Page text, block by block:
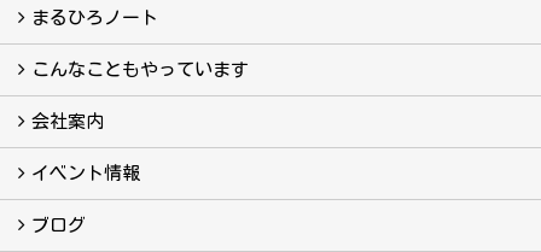
フォトギャラリー
現場レポート
完工事例
お客様の声
まるひろノート
真っ直ぐの家づくり
自慢の大工たち
こだわりの自然素材
快適な家のエッセンス
注文住宅ができるまで
こんなこともやっています
こんなこともやっています
会社案内
会社案内
まるひろの人
スタッフ紹介
プライバシーポリシー
イベント情報
イベント予告
イベント報告
ブログ